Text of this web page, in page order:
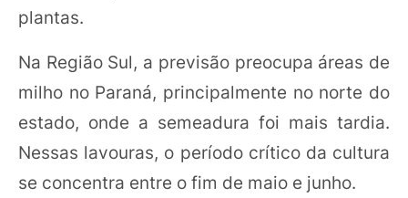
plantas.
Na Região Sul, a previsão preocupa áreas de
milho no Paraná, principalmente no norte do
estado, onde a semeadura foi mais tardia.
Nessas lavouras, o período crítico da cultura
se concentra entre o fim de maio e junho.